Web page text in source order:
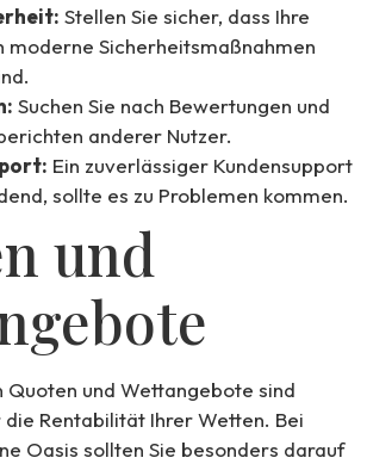
Stellen Sie sicher, dass Ihre
moderne Sicherheitsmaßnahmen
Suchen Sie nach Bewertungen und
anderer Nutzer.
Ein zuverlässiger Kundensupport
sollte es zu Problemen kommen.
und
Quoten und Wettangebote sind
Rentabilität Ihrer Wetten. Bei
Oasis sollten Sie besonders darauf